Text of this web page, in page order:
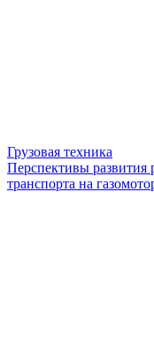
Грузовая техника
Перспективы развития
транспорта на